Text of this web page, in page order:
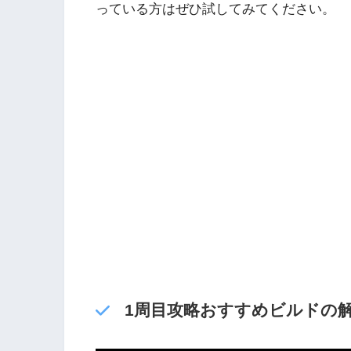
っている方はぜひ試してみてください。
1周目攻略おすすめビルドの